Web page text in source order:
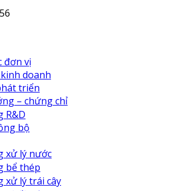
đơn vị
doanh
triển
– chứng chỉ
R&D
bộ
xử lý nước
bể thép
xử lý trái cây